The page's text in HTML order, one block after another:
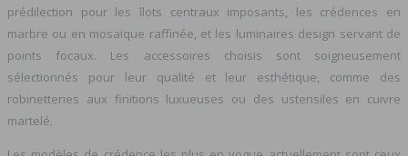
prédilection pour les îlots centraux imposants, les crédences en
marbre ou en mosaïque raffinée, et les luminaires design servant de
points focaux. Les accessoires choisis sont soigneusement
sélectionnés pour leur qualité et leur esthétique, comme des
robinetteries aux finitions luxueuses ou des ustensiles en cuivre
martelé.